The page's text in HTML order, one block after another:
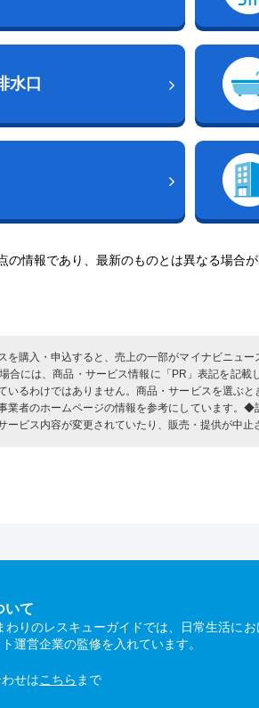
水口
情報であり、最新のものとは異なる場合
を購入・申込すると、売上の一部がマイナビニュ
合には、商品・サービス情報に「PR」表記を記
いるわけではありません。商品・サービスを選ぶ
業者のホームページの情報を参考にしています。
ービス内容が変更されていたり、販売・提供が中止
いて
わりのレスキューガイドでは、日常生活に
運営企業の監修を入れています。
せはこちら まで